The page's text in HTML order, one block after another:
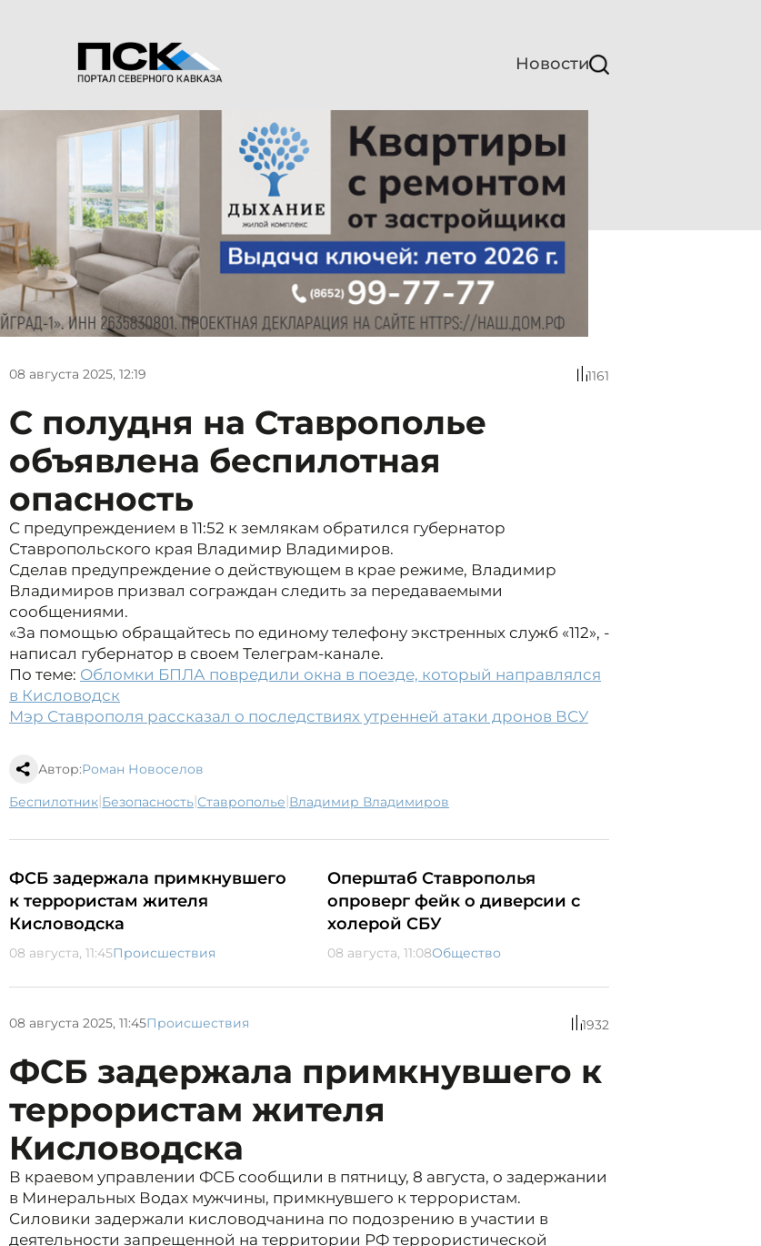
Новости
08 августа 2025, 12:19 1161
С полудня на Ставрополье
объявлена беспилотная
опасность
С предупреждением в 11:52 к землякам обратился губернатор
Ставропольского края Владимир Владимиров.
Сделав предупреждение о действующем в крае режиме, Владимир
Владимиров призвал сограждан следить за передаваемыми
сообщениями.
«За помощью обращайтесь по единому телефону экстренных служб «112», -
написал губернатор в своем Телеграм-канале.
По теме: Обломки БПЛА повредили окна в поезде, который направлялся
в Кисловодск
Мэр Ставрополя рассказал о последствиях утренней атаки дронов ВСУ
Автор:Роман Новоселов
беспилотник| безопасность| Ставрополье| Владимир Владимиров
ФСБ задержала примкнувшего
к террористам жителя
Кисловодска
08 августа, 11:45Происшествия
Оперштаб Ставрополья
опроверг фейк о диверсии с
холерой СБУ
08 августа, 11:08Общество
08 августа 2025, 11:45Происшествия 1932
ФСБ задержала примкнувшего к
террористам жителя
Кисловодска
В краевом управлении ФСБ сообщили в пятницу, 8 августа, о задержании
в Минеральных Водах мужчины, примкнувшего к террористам.
Силовики задержали кисловодчанина по подозрению в участии в
деятельности запрещенной на территории РФ террористической